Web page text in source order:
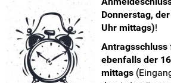
Donnerstag,
Uhr mittags)!
Antragsschluss
ebenfalls der
mittags